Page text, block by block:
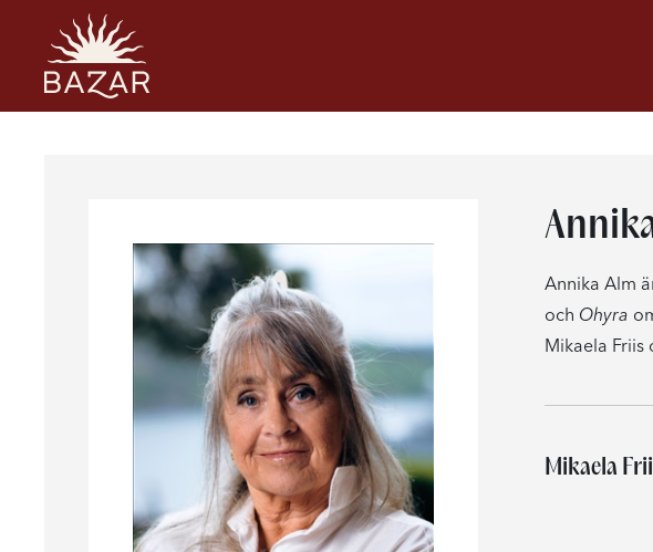
Annika Alm
och Ohyra
Mikaela Friis
Mikaela